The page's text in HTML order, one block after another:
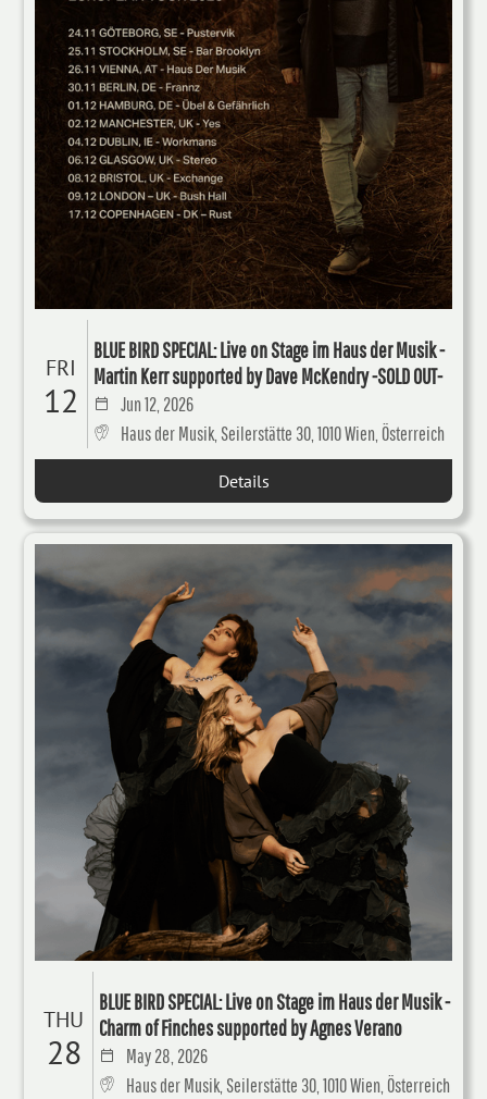
FRI
12
BLUE BIRD SPECIAL: Live on Stage im Haus der Musik -
Martin Kerr supported by Dave McKendry -SOLD OUT-
Jun 12, 2026
Haus der Musik, Seilerstätte 30, 1010 Wien, Österreich
Details
THU
28
BLUE BIRD SPECIAL: Live on Stage im Haus der Musik -
Charm of Finches supported by Agnes Verano
May 28, 2026
Haus der Musik, Seilerstätte 30, 1010 Wien, Österreich